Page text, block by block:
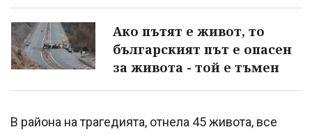
Ако пътят е живот, то
българският път е опасен
за живота - той е тъмен
В района на трагедията, отнела 45 живота, все